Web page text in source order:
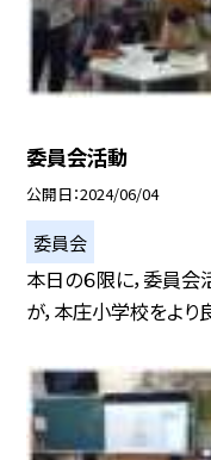
委員会活動
公開日 2024/06/04
委員会
本日の６限に，委員
が，本庄小学校をより